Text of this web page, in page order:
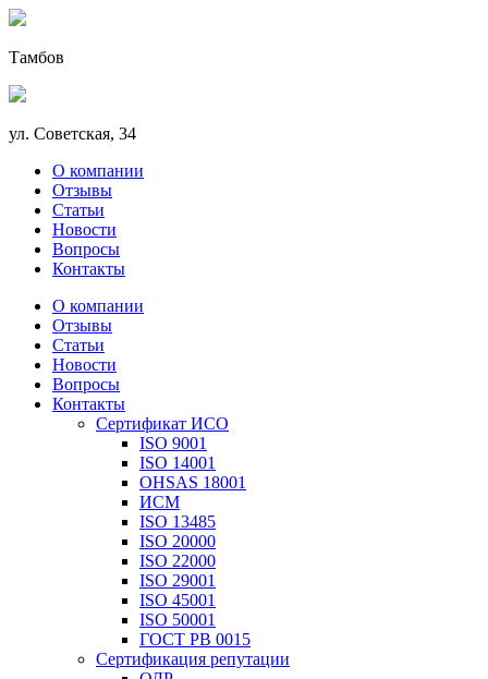
Тамбов
ул. Советская, 34
О компании
Отзывы
Статьи
Новости
Вопросы
Контакты
О компании
Отзывы
Статьи
Новости
Вопросы
Контакты
Сертификат ИСО
ISO 9001
ISO 14001
OHSAS 18001
ИСМ
ISO 13485
ISO 20000
ISO 22000
ISO 29001
ISO 45001
ISO 50001
ГОСТ РВ 0015
Сертификация репутации